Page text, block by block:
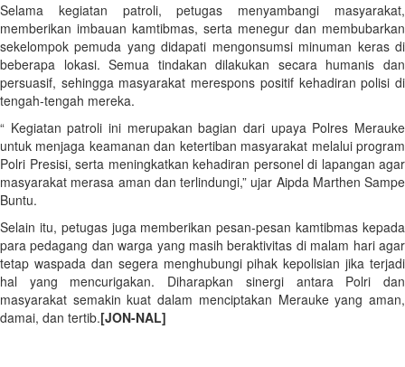
Selama kegiatan patroli, petugas menyambangi masyarakat,
memberikan imbauan kamtibmas, serta menegur dan membubarkan
sekelompok pemuda yang didapati mengonsumsi minuman keras di
beberapa lokasi. Semua tindakan dilakukan secara humanis dan
persuasif, sehingga masyarakat merespons positif kehadiran polisi di
tengah-tengah mereka.
“ Kegiatan patroli ini merupakan bagian dari upaya Polres Merauke
untuk menjaga keamanan dan ketertiban masyarakat melalui program
Polri Presisi, serta meningkatkan kehadiran personel di lapangan agar
masyarakat merasa aman dan terlindungi,” ujar Aipda Marthen Sampe
Buntu.
Selain itu, petugas juga memberikan pesan-pesan kamtibmas kepada
para pedagang dan warga yang masih beraktivitas di malam hari agar
tetap waspada dan segera menghubungi pihak kepolisian jika terjadi
hal yang mencurigakan. Diharapkan sinergi antara Polri dan
masyarakat semakin kuat dalam menciptakan Merauke yang aman,
damai, dan tertib.[JON-NAL]